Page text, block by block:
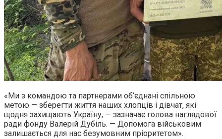
«Ми з командою та партнерами об’єднані спільною
метою — зберегти життя наших хлопців і дівчат, які
щодня захищають Україну, — зазначає голова наглядової
ради фонду Валерій Дубіль. — Допомога військовим
залишається для нас безумовним пріоритетом».